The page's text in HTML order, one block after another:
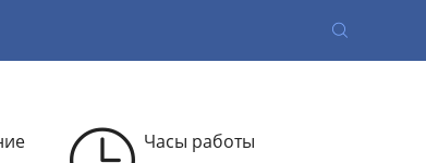
Часы работы